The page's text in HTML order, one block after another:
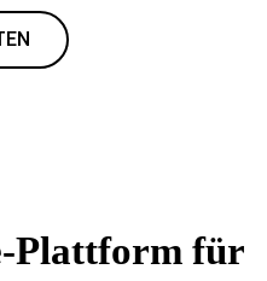
Plattform für